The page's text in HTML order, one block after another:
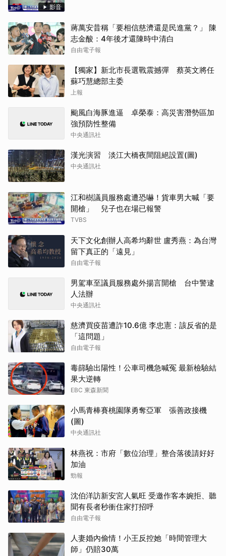
影音
蔣萬安昔稱「要相信慈濟還是民進黨？」 陳
志金酸：4年後才還陳時中清白
自由電子報
【獨家】新北市長選戰震撼彈 蔡英文將任
蘇巧慧總部主委
上報
颱風白海豚進逼 卓榮泰：高災害潛勢區加
強預防性整備
中央通訊社
漢光演習 淡江大橋夜間阻絕設置(圖)
中央通訊社
江和樹議員服務處遭恐嚇！貨車男大喊「要
開槍」 兒子也在場已報警
TVBS
天下文化創辦人高希均辭世 盧秀燕：為台灣
留下真正的「遠見」
自由電子報
男駕車至議員服務處外揚言開槍 台中警逮
人法辦
中央通訊社
慈濟買疫苗遭詐10.6億 李忠憲：該反省的是
「這問題」
自由電子報
毒篩驗出陽性！公車司機急喊冤 最新檢驗結
果大逆轉
EBC 東森新聞
小馬青棒賽桃園隊勇奪亞軍 張善政接機
(圖)
中央通訊社
林燕祝：市府「數位治理」整合落後請好好
加油
勁報
沈伯洋訪新安宮人氣旺 受邀作客本婉拒、聽
聞有長者秒衝住家打招呼
自由電子報
人妻婚內偷情！小王反控她「時間管理大
師」仍賠30萬